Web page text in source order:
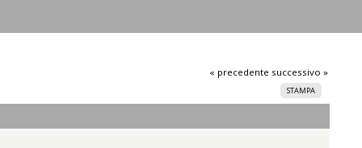
« precedente successivo »
STAMPA